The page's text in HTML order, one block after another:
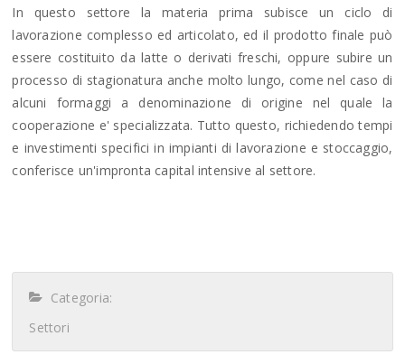
In questo settore la materia prima subisce un ciclo di
lavorazione complesso ed articolato, ed il prodotto finale può
essere costituito da latte o derivati freschi, oppure subire un
processo di stagionatura anche molto lungo, come nel caso di
alcuni formaggi a denominazione di origine nel quale la
cooperazione e' specializzata. Tutto questo, richiedendo tempi
e investimenti specifici in impianti di lavorazione e stoccaggio,
conferisce un'impronta capital intensive al settore.
Categoria:
Settori